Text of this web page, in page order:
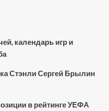
календарь игр и
Стэнли Сергей Брылин
в рейтинге УЕФА